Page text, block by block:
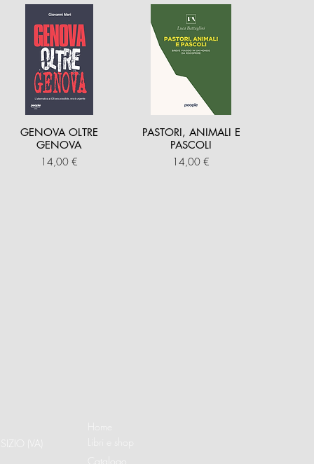
GENOVA OLTRE
GENOVA
Prezzo
14,00 €
PASTORI, ANIMALI E
PASCOLI
Prezzo
14,00 €
(VA)
Catalogo